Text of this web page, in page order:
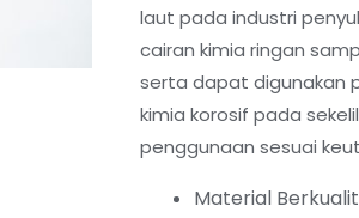
laut pada industri
cairan kimia ringan
serta dapat digunakan
kimia korosif pada
penggunaan sesuai
Material